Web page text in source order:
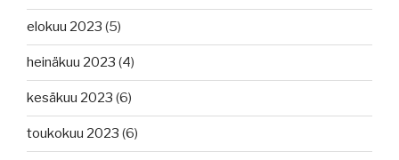
elokuu 2023 (5)
heinäkuu 2023 (4)
kesäkuu 2023 (6)
toukokuu 2023 (6)